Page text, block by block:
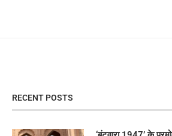
RECENT POSTS